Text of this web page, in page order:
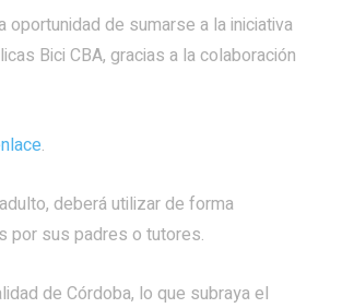
de sumarse a la iniciativa
Bici CBA, gracias a la colaboración
.
deberá utilizar de forma
por sus padres o tutores.
de Córdoba, lo que subraya el